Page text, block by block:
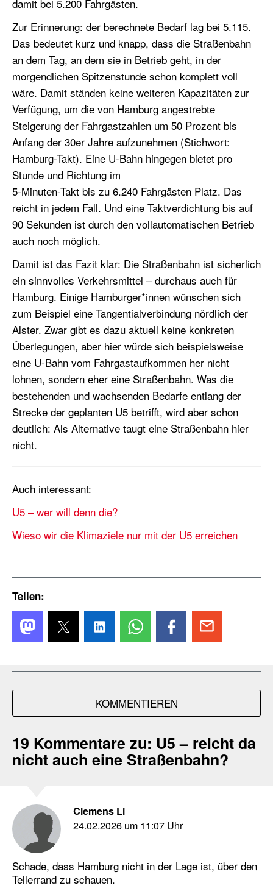
damit bei 5.200 Fahrgästen.
Zur Erinnerung: der berechnete Bedarf lag bei 5.115.
Das bedeutet kurz und knapp, dass die Straßenbahn
an dem Tag, an dem sie in Betrieb geht, in der
morgendlichen Spitzenstunde schon komplett voll
wäre. Damit ständen keine weiteren Kapazitäten zur
Verfügung, um die von Hamburg angestrebte
Steigerung der Fahrgastzahlen um 50 Prozent bis
Anfang der 30er Jahre aufzunehmen (Stichwort:
Hamburg-Takt). Eine U-Bahn hingegen bietet pro
Stunde und Richtung im
5-Minuten-Takt bis zu 6.240 Fahrgästen Platz. Das
reicht in jedem Fall. Und eine Taktverdichtung bis auf
90 Sekunden ist durch den vollautomatischen Betrieb
auch noch möglich.
Damit ist das Fazit klar: Die Straßenbahn ist sicherlich
ein sinnvolles Verkehrsmittel – durchaus auch für
Hamburg. Einige Hamburger*innen wünschen sich
zum Beispiel eine Tangentialverbindung nördlich der
Alster. Zwar gibt es dazu aktuell keine konkreten
Überlegungen, aber hier würde sich beispielsweise
eine U-Bahn vom Fahrgastaufkommen her nicht
lohnen, sondern eher eine Straßenbahn. Was die
bestehenden und wachsenden Bedarfe entlang der
Strecke der geplanten U5 betrifft, wird aber schon
deutlich: Als Alternative taugt eine Straßenbahn hier
nicht.
Auch interessant:
U5 – wer will denn die?
Wieso wir die Klimaziele nur mit der U5 erreichen
Teilen:
KOMMENTIEREN
19 Kommentare zu: U5 – reicht da
nicht auch eine Straßenbahn?
Clemens Li
24.02.2026 um 11:07 Uhr
Schade, dass Hamburg nicht in der Lage ist, über den
Tellerrand zu schauen.